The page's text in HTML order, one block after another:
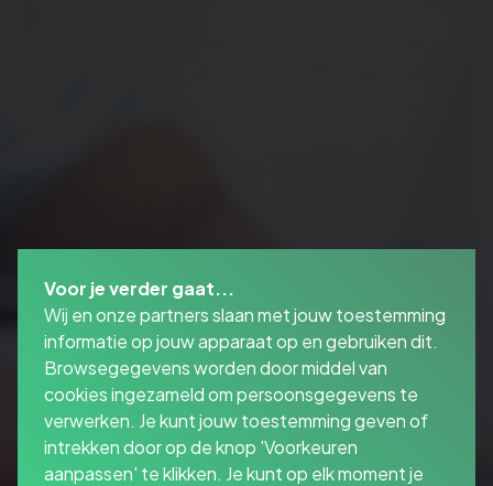
Voor je verder gaat...
Wij en onze partners slaan met jouw toestemming
informatie op jouw apparaat op en gebruiken dit.
Browsegegevens worden door middel van
cookies ingezameld om persoonsgegevens te
verwerken. Je kunt jouw toestemming geven of
intrekken door op de knop 'Voorkeuren
aanpassen' te klikken. Je kunt op elk moment je